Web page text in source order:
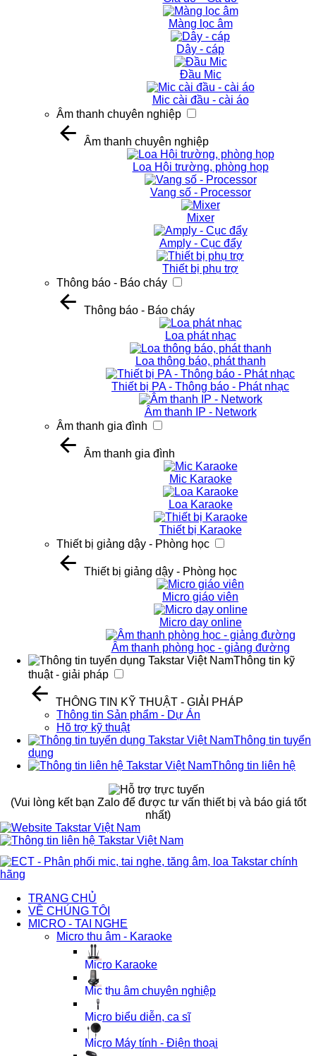
Màng lọc âm
Dây - cáp
Đầu Mic
Mic cài đầu - cài áo
Âm thanh chuyên nghiệp
Âm thanh chuyên nghiệp
Loa Hội trường, phòng họp
Vang số - Processor
Mixer
Amply - Cục đẩy
Thiết bị phụ trợ
Thông báo - Báo cháy
Thông báo - Báo cháy
Loa phát nhạc
Loa thông báo, phát thanh
Thiết bị PA - Thông báo - Phát nhạc
Âm thanh IP - Network
Âm thanh gia đình
Âm thanh gia đình
Mic Karaoke
Loa Karaoke
Thiết bị Karaoke
Thiết bị giảng dậy - Phòng học
Thiết bị giảng dậy - Phòng học
Micro giáo viên
Micro dạy online
Âm thanh phòng học - giảng đường
Thông tin kỹ
thuật - giải pháp
THÔNG TIN KỸ THUẬT - GIẢI PHÁP
Thông tin Sản phẩm - Dự Án
Hõ trợ kỹ thuật
Thông tin tuyển
dụng
Thông tin liên hệ
(Vui lòng kết bạn Zalo để được tư vấn thiết bị và báo giá tốt
nhất)
TRANG CHỦ
VỀ CHÚNG TÔI
MICRO - TAI NGHE
Micro thu âm - Karaoke
Micro Karaoke
Mic thu âm chuyên nghiệp
Micro biểu diễn, ca sĩ
Micro Máy tính - Điện thoại